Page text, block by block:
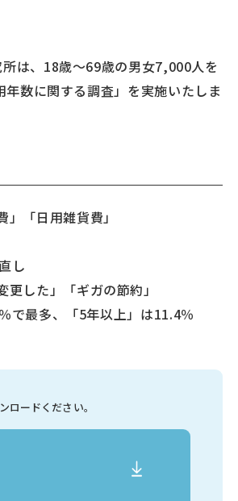
は、18歳～69歳の男女7,000人を
数に関する調査」を実施いたしま
「日用雑貨費」
し
した」「ギガの節約」
最多、「5年以上」は11.4％
ロードください。